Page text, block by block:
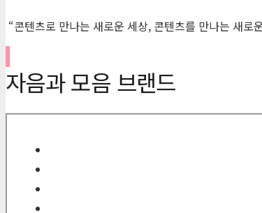
“콘텐츠로 만나는 새로운 세상, 콘텐츠를 만나는 새로
자음과 모음 브랜드